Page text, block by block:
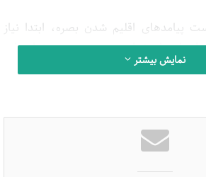
پیامدهای اقلیم شدن بصره، ابتدا نیاز
را بشناسیم و سپس، پیشران‌ها و
واکاوی قرار دهیم تا شمای کلی از “عراق
نمایش بیشتر